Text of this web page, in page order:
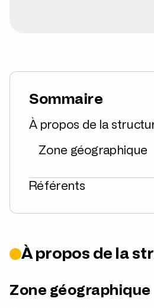
Sommaire
À propos de la
Zone géographique
Référents
À propos de la
Zone géographique